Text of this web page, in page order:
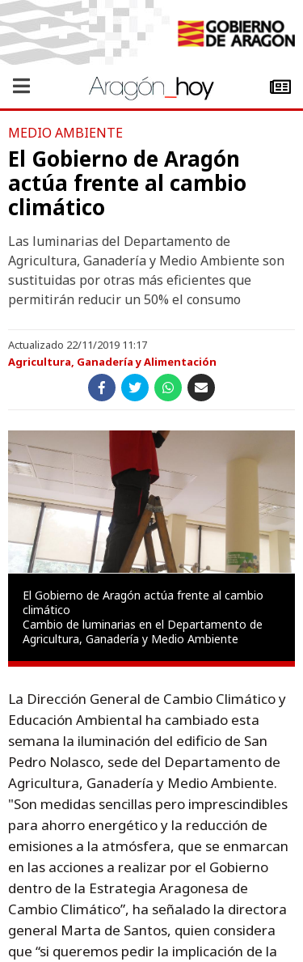
MEDIO AMBIENTE
El Gobierno de Aragón
actúa frente al cambio
climático
Las luminarias del Departamento de
Agricultura, Ganadería y Medio Ambiente son
sustituidas por otras más eficientes que
permitirán reducir un 50% el consumo
Actualizado 22/11/2019 11:17
Agricultura, Ganadería y Alimentación
El Gobierno de Aragón actúa frente al cambio
climático
Cambio de luminarias en el Departamento de
Agricultura, Ganadería y Medio Ambiente
La Dirección General de Cambio Climático y
Educación Ambiental ha cambiado esta
semana la iluminación del edificio de San
Pedro Nolasco, sede del Departamento de
Agricultura, Ganadería y Medio Ambiente.
"Son medidas sencillas pero imprescindibles
para ahorro energético y la reducción de
emisiones a la atmósfera, que se enmarcan
en las acciones a realizar por el Gobierno
dentro de la Estrategia Aragonesa de
Cambio Climático”, ha señalado la directora
general Marta de Santos, quien considera
que “si queremos pedir la implicación de la